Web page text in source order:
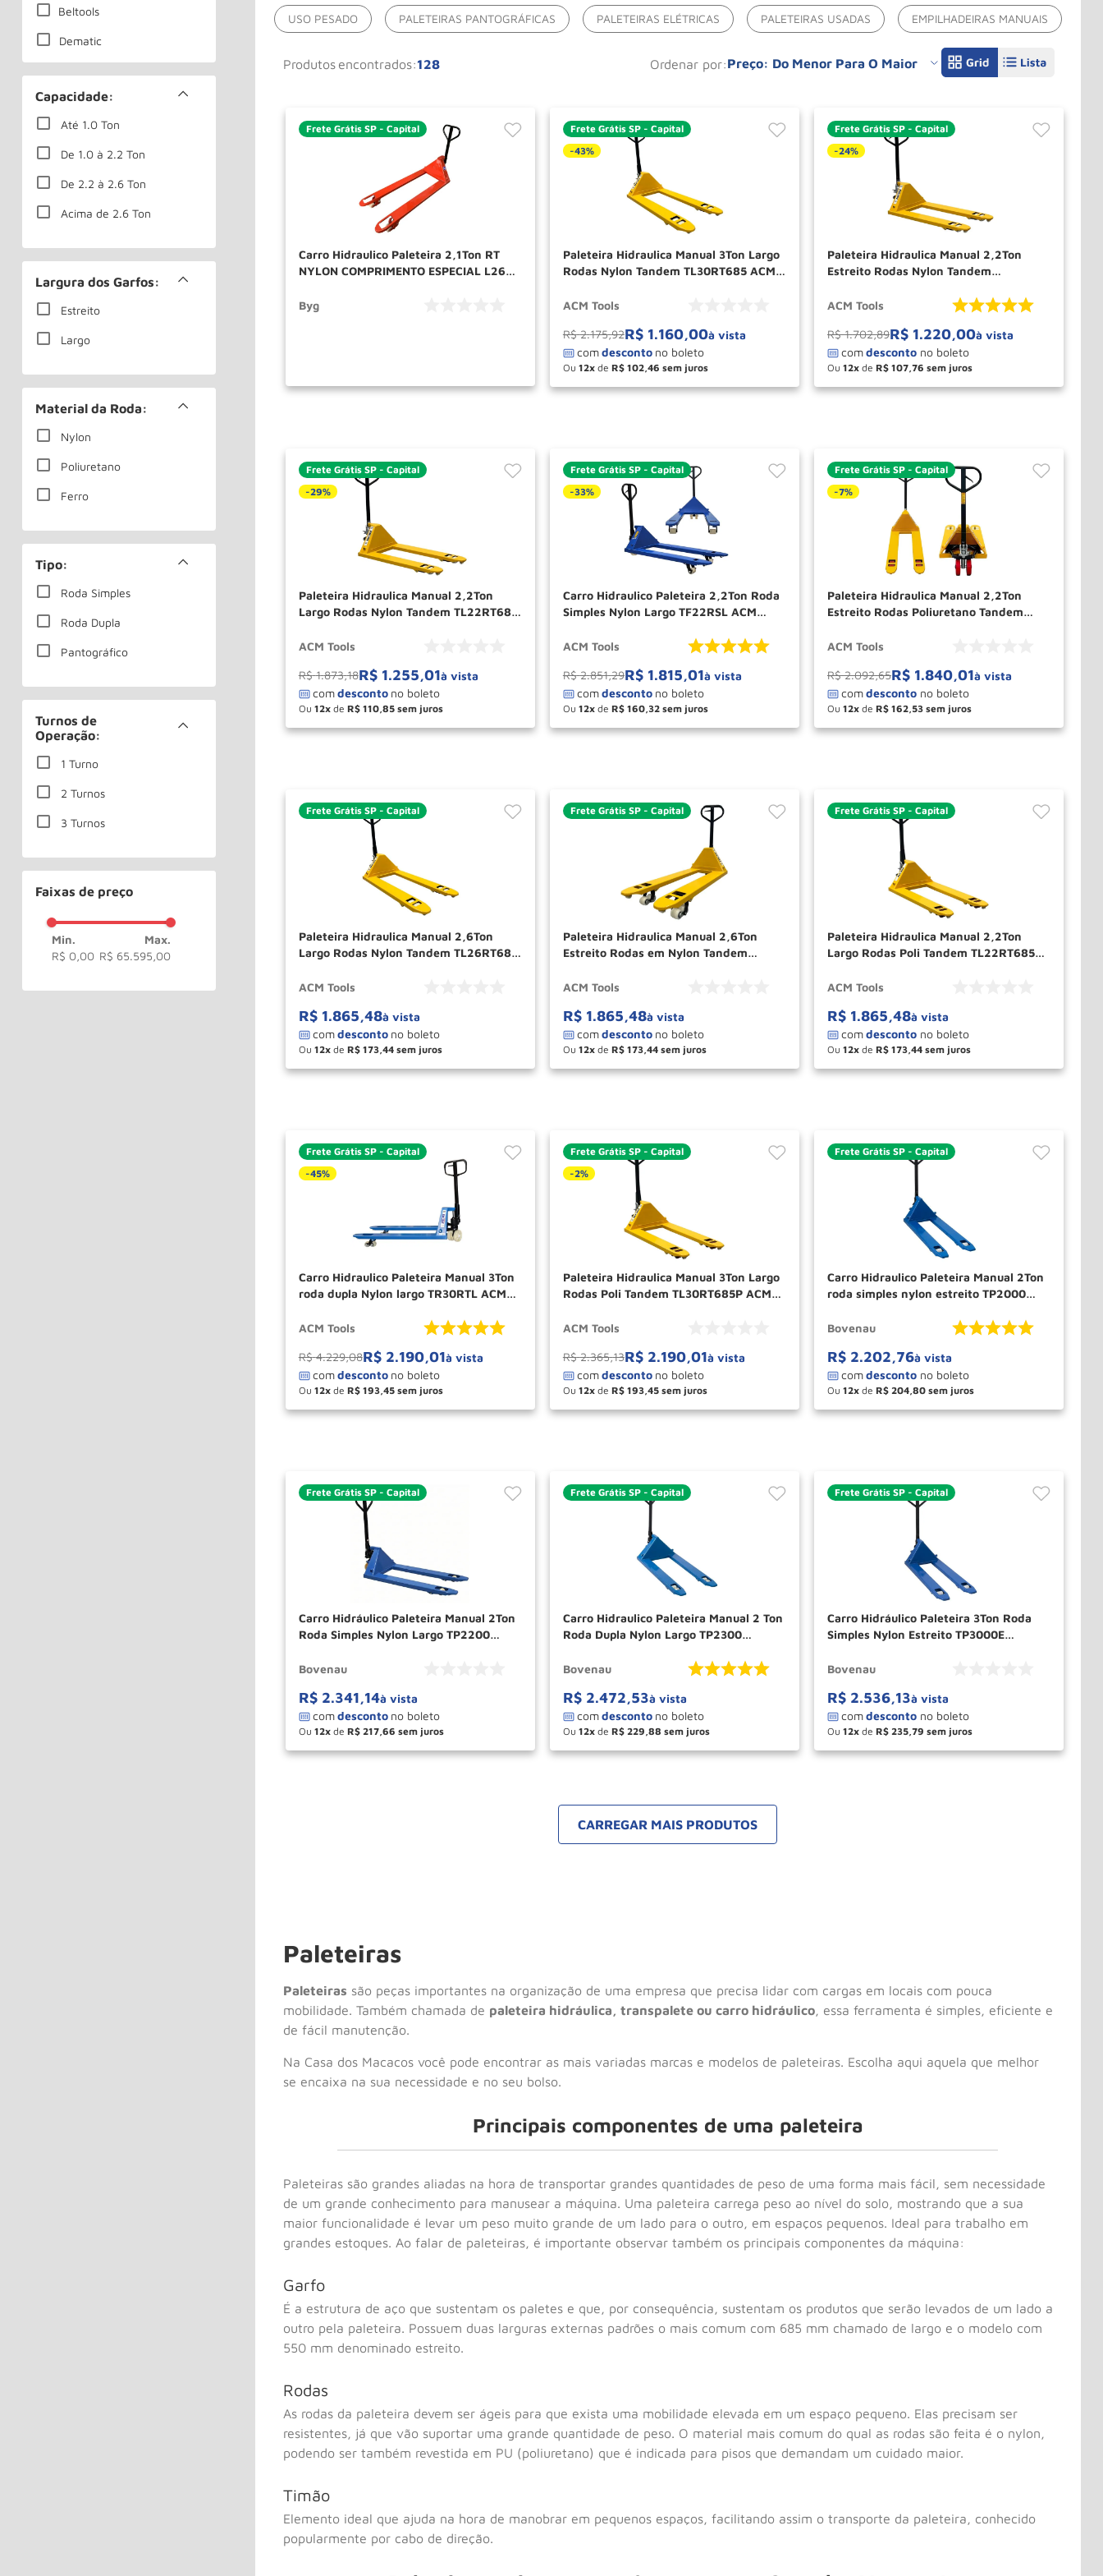
Beltools
Dematic
Menegotti
Usados
Vonder
Capacidade:
Até 1.0 Ton
De 1.0 à 2.2 Ton
De 2.2 à 2.6 Ton
Acima de 2.6 Ton
Largura dos Garfos:
Estreito
Largo
Material da Roda:
Nylon
Poliuretano
Ferro
Tipo:
Roda Simples
Roda Dupla
Pantográfico
Turnos de
Operação:
1 Turno
2 Turnos
3 Turnos
Faixas de preço
R$ 0,00 R$ 65.595,00
USO PESADO PALETEIRAS PANTOGRÁFICAS PALETEIRAS ELÉTRICAS PALETEIRAS USADAS EMPILHADEIRAS MANUAIS
128
Produtos ordenar por Preço: Do Menor Para O Maior
Frete Grátis SP - Capital
Carro Hidraulico Paleteira 2,1Ton RT
NYLON COMPRIMENTO ESPECIAL L26B
Byg
Frete Grátis SP - Capital
-43%
Paleteira Hidraulica Manual 3Ton Largo
Rodas Nylon Tandem TL30RT685 ACM
ACM Tools
R$ 2.175,92R$ 1.160,00à vista
Ou 12 de R$ 102, 46
＋
－ COMPRAR
Frete Grátis SP - Capital
-24%
Paleteira Hidraulica Manual 2,2Ton
Estreito Rodas Nylon Tandem
ACM Tools
R$ 1.702,89R$ 1.220,00à vista
Ou 12 de R$ 107, 76
＋
－ COMPRAR
Frete Grátis SP - Capital
-29%
Paleteira Hidraulica Manual 2,2Ton
Largo Rodas Nylon Tandem TL22RT685
ACM Tools
R$ 1.873,18R$ 1.255,01à vista
Ou 12 de R$ 110, 85
＋
－ COMPRAR
Frete Grátis SP - Capital
-33%
Carro Hidraulico Paleteira 2,2Ton Roda
Simples Nylon Largo TF22RSL ACM
ACM Tools
R$ 2.851,29R$ 1.815,01à vista
Ou 12 de R$ 160, 32
＋
－ COMPRAR
Frete Grátis SP - Capital
-7%
Paleteira Hidraulica Manual 2,2Ton
Estreito Rodas Poliuretano Tandem
ACM Tools
R$ 2.092,65R$ 1.840,01à vista
Ou 12 de R$ 162, 53
＋
－ COMPRAR
Frete Grátis SP - Capital
Paleteira Hidraulica Manual 2,6Ton
Largo Rodas Nylon Tandem TL26RT685
ACM Tools
R$ 1.865,48à vista
Ou 12 de R$ 173, 44
＋
－ COMPRAR
Frete Grátis SP - Capital
Paleteira Hidraulica Manual 2,6Ton
Estreito Rodas em Nylon Tandem
ACM Tools
R$ 1.865,48à vista
Ou 12 de R$ 173, 44
＋
－ COMPRAR
Frete Grátis SP - Capital
Paleteira Hidraulica Manual 2,2Ton
Largo Rodas Poli Tandem TL22RT685P
ACM Tools
R$ 1.865,48à vista
Ou 12 de R$ 173, 44
＋
－ COMPRAR
Frete Grátis SP - Capital
-45%
Carro Hidraulico Paleteira Manual 3Ton
roda dupla Nylon largo TR30RTL ACM
ACM Tools
R$ 4.229,08R$ 2.190,01à vista
Ou 12 de R$ 193, 45
＋
－ COMPRAR
Frete Grátis SP - Capital
-2%
Paleteira Hidraulica Manual 3Ton Largo
Rodas Poli Tandem TL30RT685P ACM
ACM Tools
R$ 2.365,13R$ 2.190,01à vista
Ou 12 de R$ 193, 45
＋
－ COMPRAR
Frete Grátis SP - Capital
Carro Hidraulico Paleteira Manual 2Ton
roda simples nylon estreito TP2000
Bovenau
R$ 2.202,76à vista
Ou 12 de R$ 204, 80
＋
－ COMPRAR
Frete Grátis SP - Capital
Carro Hidráulico Paleteira Manual 2Ton
Roda Simples Nylon Largo TP2200
Bovenau
R$ 2.341,14à vista
Ou 12 de R$ 217, 66
＋
－ COMPRAR
Frete Grátis SP - Capital
Carro Hidraulico Paleteira Manual 2 Ton
Roda Dupla Nylon Largo TP2300
Bovenau
R$ 2.472,53à vista
Ou 12 de R$ 229 88
＋
－ COMPRAR
Frete Grátis SP - Capital
Carro Hidráulico Paleteira 3Ton Roda
Simples Nylon Estreito TP3000E
Bovenau
R$ 2.536,13à vista
Ou 12 de R$ 235, 79
＋
－ COMPRAR
Paleteiras
Paleteiras são peças importantes na organização de uma empresa que precisa lidar com cargas em locais com pouca
mobilidade. Também chamada de paleteira hidráulica, transpalete ou carro hidráulico, essa ferramenta é simples, eficiente e
de fácil manutenção.
Na Casa dos Macacos você pode encontrar as mais variadas marcas e modelos de paleteiras. Escolha aqui aquela que melhor
se encaixa na sua necessidade e no seu bolso.
Principais componentes de uma paleteira
Paleteiras são grandes aliadas na hora de transportar grandes quantidades de peso de uma forma mais fácil, sem necessidade
de um grande conhecimento para manusear a máquina. Uma paleteira carrega peso ao nível do solo, mostrando que a sua
maior funcionalidade é levar um peso muito grande de um lado para o outro, em espaços pequenos. Ideal para trabalho em
grandes estoques. Ao falar de paleteiras, é importante observar também os principais componentes da máquina:
Garfo
É a estrutura de aço que sustentam os paletes e que, por consequência, sustentam os produtos que serão levados de um lado a
outro pela paleteira. Possuem duas larguras externas padrões o mais comum com 685 mm chamado de largo e o modelo com
550 mm denominado estreito.
Rodas
As rodas da paleteira devem ser ágeis para que exista uma mobilidade elevada em um espaço pequeno. Elas precisam ser
resistentes, já que vão suportar uma grande quantidade de peso. O material mais comum do qual as rodas são feita é o nylon,
podendo ser também revestida em PU (poliuretano) que é indicada para pisos que demandam um cuidado maior.
Timão
Elemento ideal que ajuda na hora de manobrar em pequenos espaços, facilitando assim o transporte da paleteira, conhecido
popularmente por cabo de direção.